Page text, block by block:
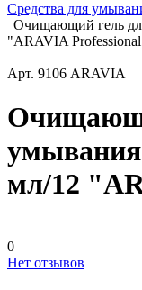
Средства для
Очищающий гель
"ARAVIA
Арт. 9106 ARAVIA
умывания
мл/12
0
Нет отзывов